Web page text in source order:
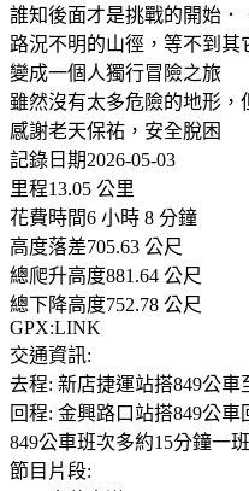
誰知後面才是挑戰的開始．
路況不明的山徑，等不到其
變成一個人獨行冒險之旅
雖然沒有太多危險的地形
感謝老天保祐，安全脫困
記錄日期2026-05-03
里程13.05 公里
花費時間6 小時 8 分鐘
高度落差705.63 公尺
總爬升高度881.64 公尺
總下降高度752.78 公尺
GPX:LINK
交通資訊:
去程: 新店捷運站搭849公車
回程: 金興路口站搭849公車
849公車班次多約15分鐘一班
節目片段: